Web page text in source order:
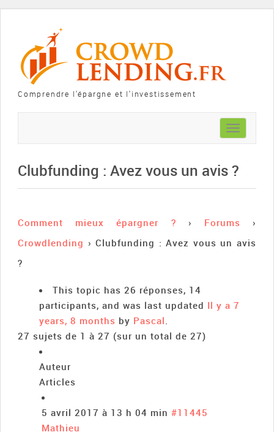
Comprendre l'épargne et l'investissement
Toggle
navigation
Clubfunding : Avez vous un avis ?
Comment mieux épargner ? › Forums
›
Crowdlending › Clubfunding : Avez vous un avis
?
This topic has 26 réponses, 14
participants, and was last updated Il y a 7
years, 8 months by Pascal.
27 sujets de 1 à 27 (sur un total de 27)
Auteur
Articles
5 avril 2017 à 13 h 04 min #11445
Mathieu